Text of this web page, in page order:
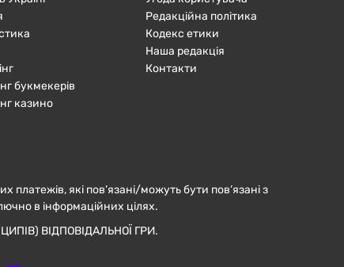
букмекерів
казино
Редакційна політика
Кодекс етики
Наша редакція
Контакти
платежів, які пов’язані/можуть бути пов’язані з
в інформаційних цілях.
ВІДПОВІДАЛЬНОЇ ГРИ.